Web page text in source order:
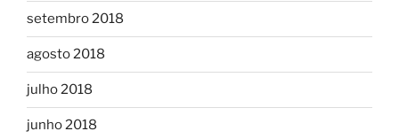
setembro 2018
agosto 2018
julho 2018
junho 2018